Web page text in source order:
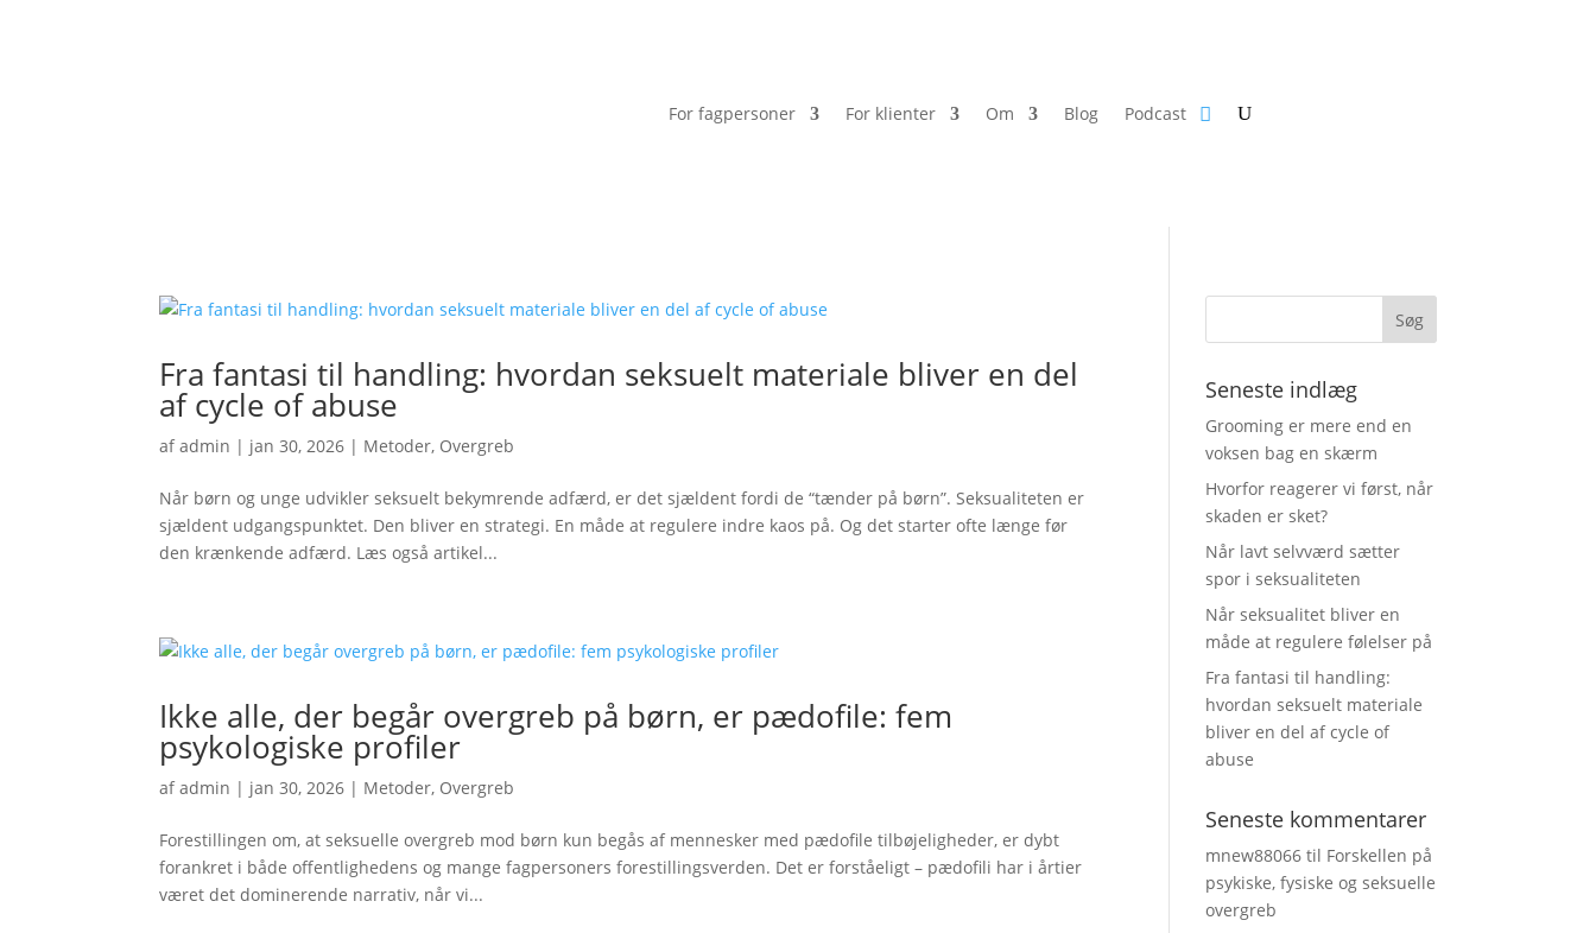
For fagpersoner For klienter Om Blog Podcast
Fra fantasi til handling: hvordan seksuelt materiale bliver en del
af cycle of abuse
afadmin | jan 30, 2026 | Metoder, Overgreb
Når børn og unge udvikler seksuelt bekymrende adfærd, er det sjældent fordi de “tænder på børn”. Seksualiteten er
sjældent udgangspunktet. Den bliver en strategi. En måde at regulere indre kaos på. Og det starter ofte længe før
den krænkende adfærd. Læs også artikel...
Ikke alle, der begår overgreb på børn, er pædofile: fem
psykologiske profiler
afadmin | jan 30, 2026 | Metoder, Overgreb
Forestillingen om, at seksuelle overgreb mod børn kun begås af mennesker med pædofile tilbøjeligheder, er dybt
forankret i både offentlighedens og mange fagpersoners forestillingsverden. Det er forståeligt – pædofili har i årtier
været det dominerende narrativ, når vi...
Seneste indlæg
Grooming er mere end en
voksen bag en skærm
Hvorfor reagerer vi først, når
skaden er sket?
Når lavt selvværd sætter
spor i seksualiteten
Når seksualitet bliver en
måde at regulere følelser på
Fra fantasi til handling:
hvordan seksuelt materiale
bliver en del af cycle of
abuse
Seneste kommentarer
mnew88066 til Forskellen på
psykiske, fysiske og seksuelle
overgreb